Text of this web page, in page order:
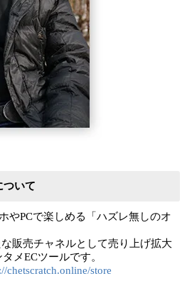
ついて
やPCで楽しめる「ハズレ無しのオ
販売チャネルとして売り上げ拡大
メECツールです。
chetscratch.online/store